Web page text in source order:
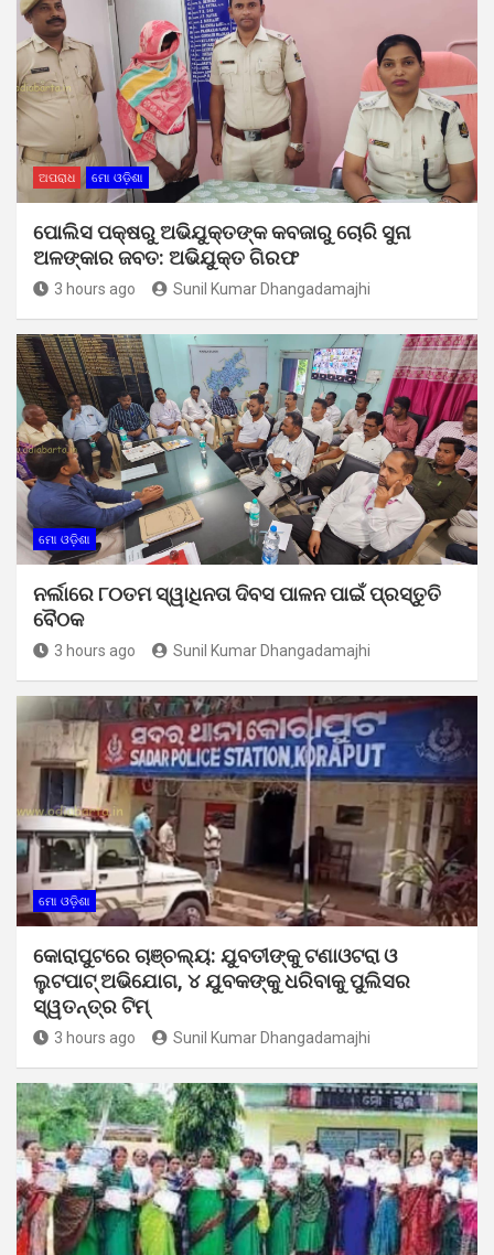
ଅପରାଧ ମୋ ଓଡ଼ିଶା
ପୋଲିସ ପକ୍ଷରୁ ଅଭିଯୁକ୍ତଙ୍କ କବଜାରୁ ଚୋରି ସୁନା
ଅଳଙ୍କାର ଜବତ: ଅଭିଯୁକ୍ତ ଗିରଫ
3 hours ago Sunil Kumar Dhangadamajhi
ମୋ ଓଡ଼ିଶା
ନର୍ଲାରେ ୮୦ତମ ସ୍ୱାଧିନତା ଦିବସ ପାଳନ ପାଇଁ ପ୍ରସ୍ତୁତି
ବୈଠକ
3 hours ago Sunil Kumar Dhangadamajhi
ମୋ ଓଡ଼ିଶା
କୋରାପୁଟରେ ଚାଞ୍ଚଲ୍ୟ: ଯୁବତୀଙ୍କୁ ଟଣାଓଟରା ଓ
ଲୁଟପାଟ୍ ଅଭିଯୋଗ, ୪ ଯୁବକଙ୍କୁ ଧରିବାକୁ ପୁଲିସର
ସ୍ୱତନ୍ତ୍ର ଟିମ୍
3 hours ago Sunil Kumar Dhangadamajhi